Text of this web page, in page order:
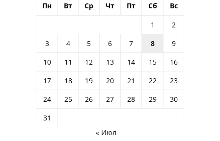
Пн Вт Ср Чт Пт Сб Вс
1
2
3
4 5 6 7 8
9
10
11 12 13 14 15
16
17
18 19 20 21 22
23
24
25 26 27 28 29
30
31
« Июл